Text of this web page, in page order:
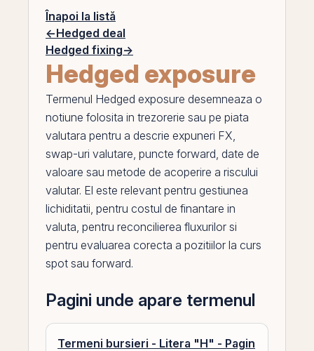
Înapoi la listă
←Hedged deal
Hedged fixing→
Hedged exposure
Termenul Hedged exposure desemneaza o
notiune folosita in trezorerie sau pe piata
valutara pentru a descrie expuneri FX,
swap-uri valutare, puncte forward, date de
valoare sau metode de acoperire a riscului
valutar. El este relevant pentru gestiunea
lichiditatii, pentru costul de finantare in
valuta, pentru reconcilierea fluxurilor si
pentru evaluarea corecta a pozitiilor la curs
spot sau forward.
Pagini unde apare termenul
Termeni bursieri - Litera "H" - Pagin